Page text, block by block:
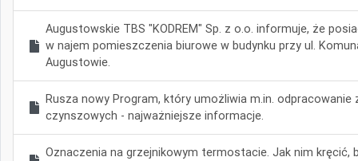
Augustowskie TBS "KODREM" Sp. z o.o. informuje, że
w najem pomieszczenia biurowe w budynku przy ul.
Augustowie.
Rusza nowy Program, który umożliwia m.in. odpracowanie
czynszowych - najważniejsze informacje.
Oznaczenia na grzejnikowym termostacie. Jak nim kręcić,